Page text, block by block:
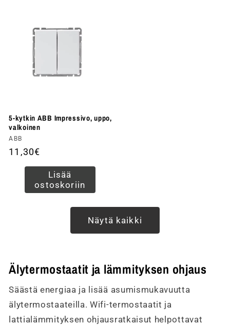
5-kytkin ABB Impressivo, uppo,
valkoinen
Myyjä:
ABB
Normaalihinta
11,30€
Lisää
ostoskoriin
Näytä kaikki
Älytermostaatit ja lämmityksen ohjaus
Säästä energiaa ja lisää asumismukavuutta
älytermostaateilla. Wifi-termostaatit ja
lattialämmityksen ohjausratkaisut helpottavat